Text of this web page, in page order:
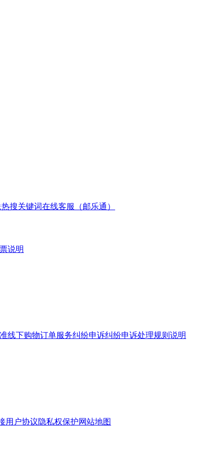
热搜关键词在线客服（邮乐通）
说明
线下购物订单服务纠纷申诉纠纷申诉处理规则说明
用户协议隐私权保护网站地图